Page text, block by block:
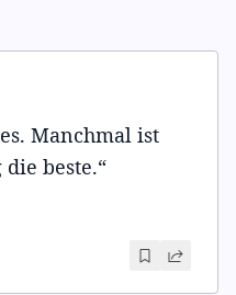
Manchmal ist
beste.“